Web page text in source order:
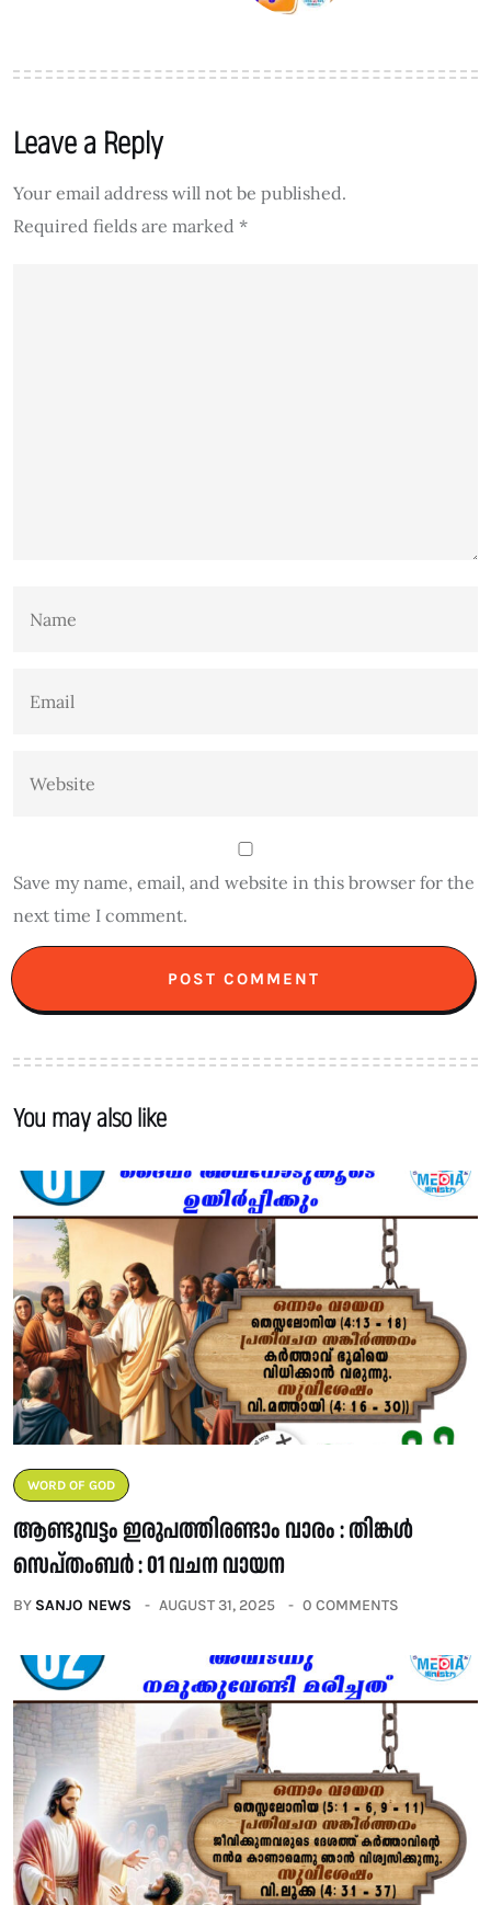
Leave a Reply
Your email address will not be published.
Required fields are marked *
Save my name, email, and website in this browser for the
next time I comment.
You may also like
WORD OF GOD
ആണ്ടുവട്ടം ഇരുപത്തിരണ്ടാം വാരം : തിങ്കൾ
സെപ്തംബർ : 01 വചന വായന
BY SANJO NEWS AUGUST 31, 2025 0 COMMENTS